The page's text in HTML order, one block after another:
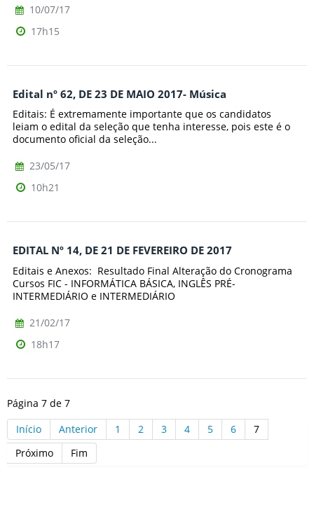
10/07/17
17h15
Edital nº 62, DE 23 DE MAIO 2017- Música
Editais: É extremamente importante que os candidatos
leiam o edital da seleção que tenha interesse, pois este é o
documento oficial da seleção...
23/05/17
10h21
EDITAL Nº 14, DE 21 DE FEVEREIRO DE 2017
Editais e Anexos: Resultado Final Alteração do Cronograma
Cursos FIC - INFORMÁTICA BÁSICA, INGLÊS PRÉ-
INTERMEDIÁRIO e INTERMEDIÁRIO
21/02/17
18h17
Página 7 de 7
Início
Anterior 1 2 3 4 5 6
7
Próximo
Fim